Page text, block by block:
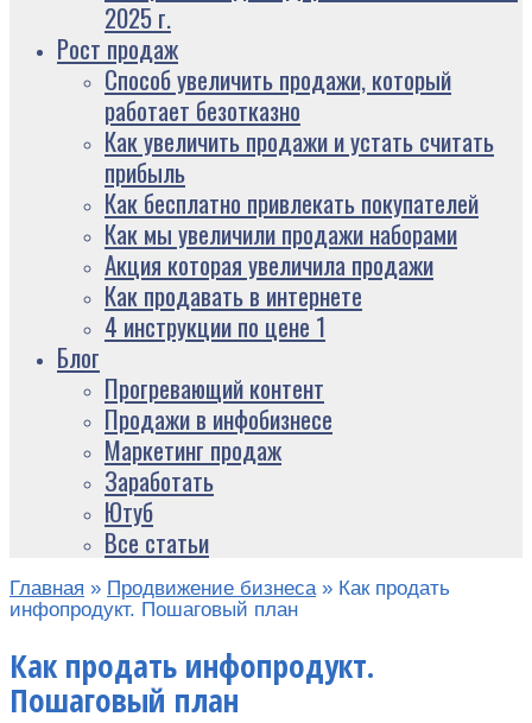
2025 г.
Рост продаж
Способ увеличить продажи, который
работает безотказно
Как увеличить продажи и устать считать
прибыль
Как бесплатно привлекать покупателей
Как мы увеличили продажи наборами
Акция которая увеличила продажи
Как продавать в интернете
4 инструкции по цене 1
Блог
Прогревающий контент
Продажи в инфобизнесе
Маркетинг продаж
Заработать
Ютуб
Все статьи
Главная » Продвижение бизнеса » Как продать
инфопродукт. Пошаговый план
Как продать инфопродукт.
Пошаговый план